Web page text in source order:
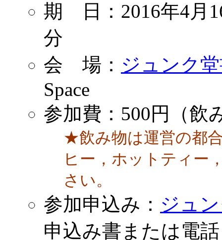
期 日：2016年4月
分
会 場： ジュンク
Space
参加費：500円（飲
★飲み物は運営の都
ヒー，ホットティー
さい。
参加申込み： ジュ
申込み書または電